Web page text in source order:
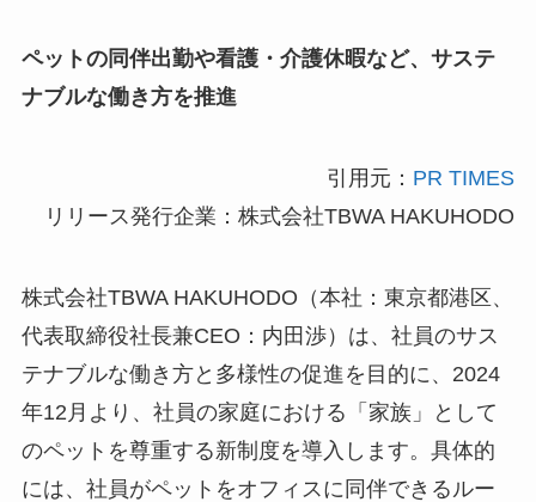
ペットの同伴出勤や看護・介護休暇など、サステ
ナブルな働き方を推進
引用元： PR TIMES
リリース発行企業：株式会社TBWA HAKUHODO
株式会社TBWA HAKUHODO（本社：東京都港区、
代表取締役社長兼CEO：内田渉）は、社員のサス
テナブルな働き方と多様性の促進を目的に、2024
年12月より、社員の家庭における「家族」として
のペットを尊重する新制度を導入します。具体的
には、社員がペットをオフィスに同伴できるルー